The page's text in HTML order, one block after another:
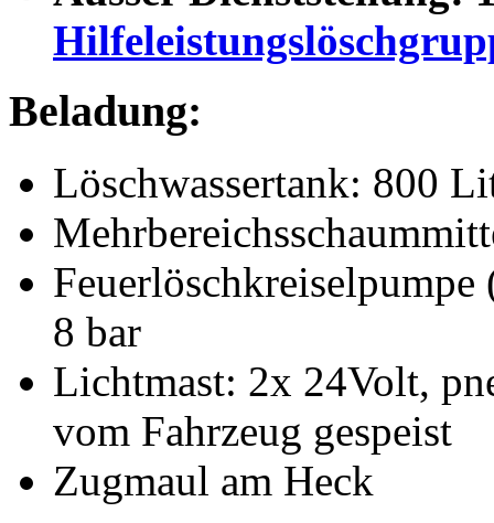
Beladung:
Löschwassertank: 800
8 bar
Lichtmast: 2x 24Volt,
vom Fahrzeug gespeist
Zugmaul am Heck